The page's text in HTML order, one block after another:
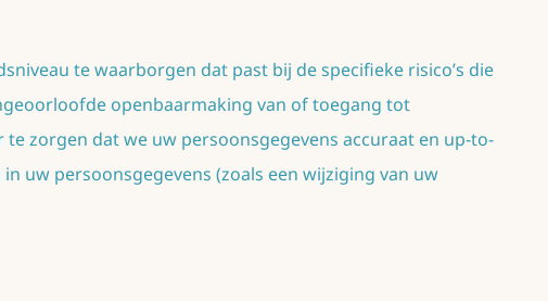
te waarborgen dat past bij de specifieke risico’s die
openbaarmaking van of toegang tot
zorgen dat we uw persoonsgegevens accuraat en up-to-
uw persoonsgegevens (zoals een wijziging van uw